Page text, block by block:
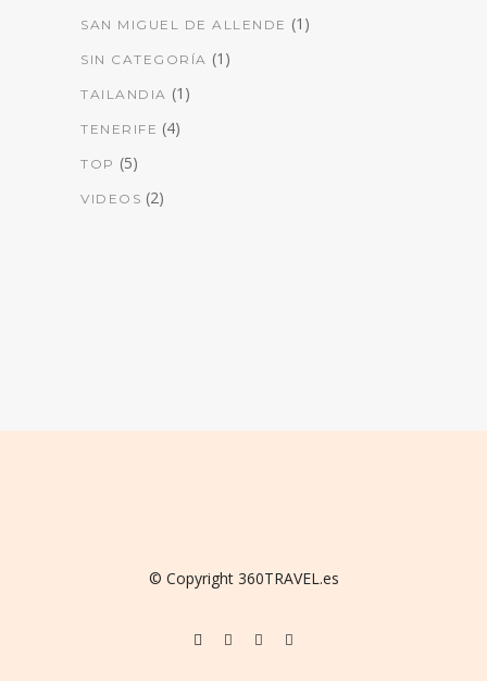
SAN MIGUEL DE ALLENDE (1)
SIN CATEGORÍA (1)
TAILANDIA (1)
TENERIFE (4)
TOP (5)
VIDEOS (2)
© Copyright 360TRAVEL.es